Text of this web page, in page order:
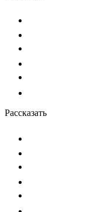
Рассказать